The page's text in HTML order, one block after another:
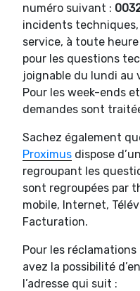
numéro suivant :
incidents
service, à toute
pour les questions
joignable du lundi au
Pour les week-ends
demandes sont
Sachez également
Proximus dispose
regroupant les
sont regroupées par
mobile, Internet,
Facturation.
Pour les
avez la possibilité
l’adresse qui suit :